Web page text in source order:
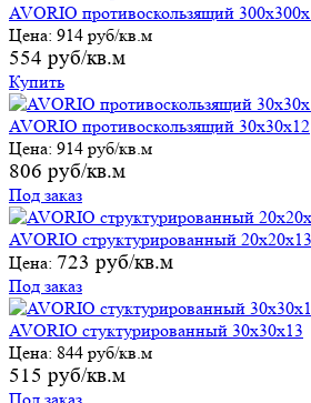
AVORIO противоскользящий
Цена: 914 руб/кв.м
554 руб/кв.м
Купить
AVORIO противоскользящий 30х30х12
Цена: 914 руб/кв.м
806 руб/кв.м
Под заказ
AVORIO структурированный 20х20х13
Цена: 723 руб/кв.м
Под заказ
AVORIO стуктурированный 30х30х13
Цена: 844 руб/кв.м
515 руб/кв.м